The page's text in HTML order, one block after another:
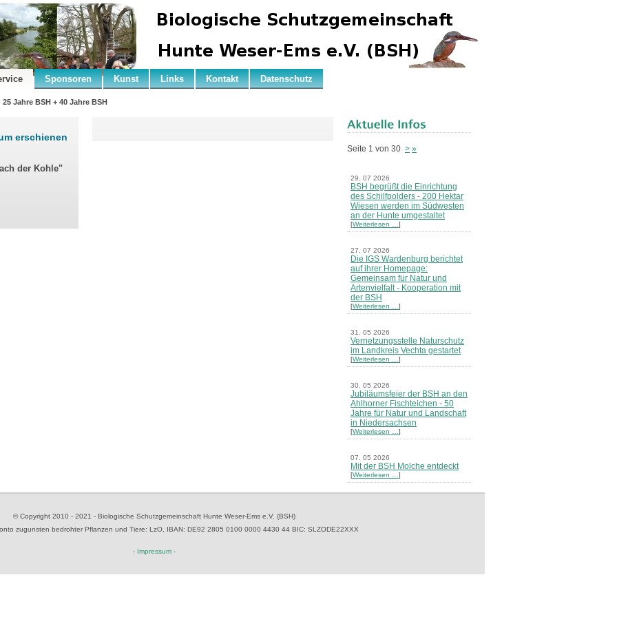
Sponsoren Kunst Links Kontakt Datenschutz
25 Jahre BSH + 40 Jahre BSH
erschienen
der Kohle"
Seite 1 von 30 > »
29. 07 2026
BSH begrüßt die Einrichtung
des Schilfpolders - 200 Hektar
Wiesen werden im Südwesten
an der Hunte umgestaltet
[Weiterlesen … ]
27. 07 2026
Die IGS Wardenburg berichtet
auf ihrer Homepage:
Gemeinsam für Natur und
Artenvielfalt - Kooperation mit
der BSH
[Weiterlesen … ]
31. 05 2026
Vernetzungsstelle Naturschutz
im Landkreis Vechta gestartet
[Weiterlesen … ]
30. 05 2026
Jubiläumsfeier der BSH an den
Ahlhorner Fischteichen - 50
Jahre für Natur und Landschaft
in Niedersachsen
[Weiterlesen … ]
07. 05 2026
Mit der BSH Molche entdeckt
[Weiterlesen … ]
[Weiterlesen …
© Copyright 2010 - 2021 - Biologische Schutzgemeinschaft Hunte Weser-Ems e.V. (BSH)
zugunsten bedrohter Pflanzen und Tiere: LzO, IBAN: DE92 2805 0100 0000 4430 44 BIC: SLZODE22XXX
- Impressum -